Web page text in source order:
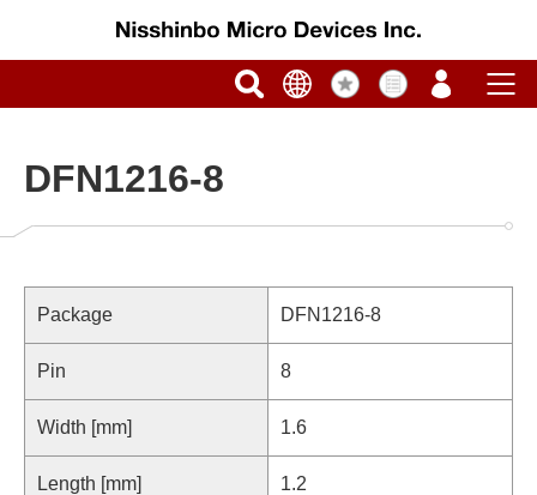
DFN1216-8
Package DFN1216-8
Pin 8
Width [mm] 1.6
Length [mm] 1.2